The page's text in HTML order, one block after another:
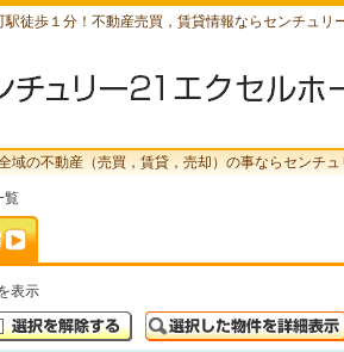
徒歩１分！不動産売買，賃貸情報ならセンチュリ
域の不動産（売買，賃貸，売却）の事ならセンチ
覧
表示